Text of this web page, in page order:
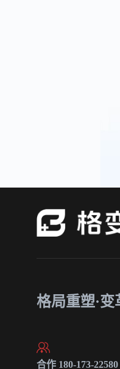
格局重塑·
合作 180-173-22580